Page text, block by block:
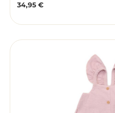
Regulärer Preis:
34,95 €